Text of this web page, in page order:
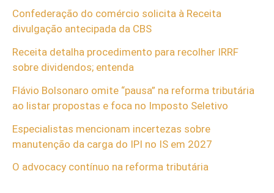
Confederação do comércio solicita à Receita
divulgação antecipada da CBS
Receita detalha procedimento para recolher IRRF
sobre dividendos; entenda
Flávio Bolsonaro omite “pausa” na reforma tributária
ao listar propostas e foca no Imposto Seletivo
Especialistas mencionam incertezas sobre
manutenção da carga do IPI no IS em 2027
O advocacy contínuo na reforma tributária